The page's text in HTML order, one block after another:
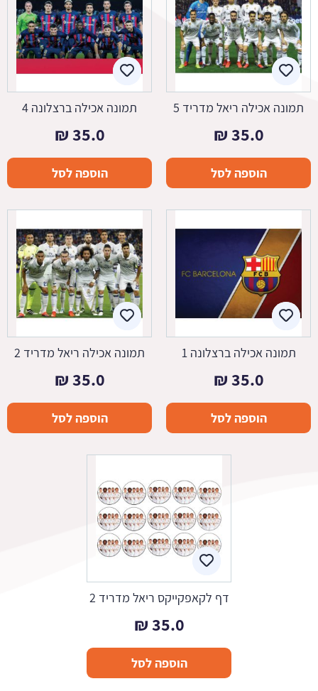
תמונה אכילה ריאל מדריד 5
35.0
₪
הוספה לסל
תמונה אכילה ברצלונה 4
35.0
₪
הוספה לסל
תמונה אכילה ברצלונה 1
35.0
₪
הוספה לסל
תמונה אכילה ריאל מדריד 2
35.0
₪
הוספה לסל
דף לקאפקייקס ריאל מדריד 2
35.0
₪
הוספה לסל